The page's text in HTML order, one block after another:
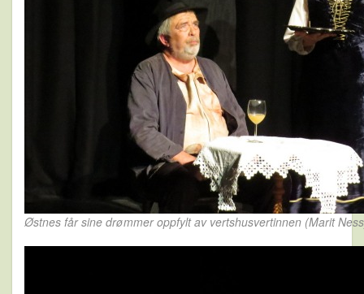
Østnes får sine drømmer oppfylt av vertshusvertinnen (Marit